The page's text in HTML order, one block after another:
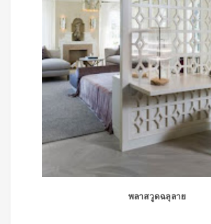
พลาสวูดฉลุลาย